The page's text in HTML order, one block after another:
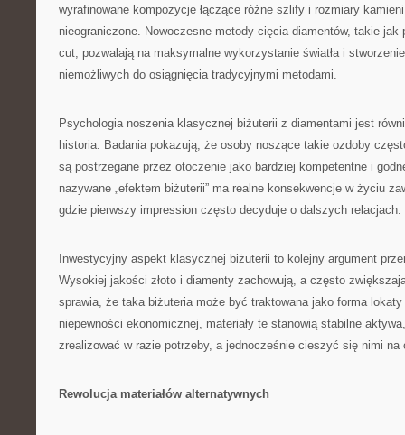
wyrafinowane kompozycje łączące różne szlify i rozmiary
nieograniczone. Nowoczesne metody cięcia diamentów, takie
cut, pozwalają na maksymalne wykorzystanie światła i
niemożliwych do osiągnięcia tradycyjnymi metodami.
Psychologia noszenia klasycznej biżuterii z diamentami jest
historia. Badania pokazują, że osoby noszące takie ozdoby
są postrzegane przez otoczenie jako bardziej kompetentne i
nazywane „efektem biżuterii” ma realne konsekwencje w życiu
gdzie pierwszy impression często decyduje o dalszych relacjach.
Inwestycyjny aspekt klasycznej biżuterii to kolejny argument
Wysokiej jakości złoto i diamenty zachowują, a często
sprawia, że taka biżuteria może być traktowana jako forma lokaty
niepewności ekonomicznej, materiały te stanowią stabilne
zrealizować w razie potrzeby, a jednocześnie cieszyć się nimi na
Rewolucja materiałów alternatywnych